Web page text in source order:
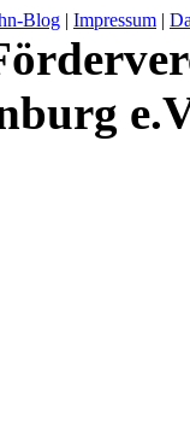
Blog | Impressum |